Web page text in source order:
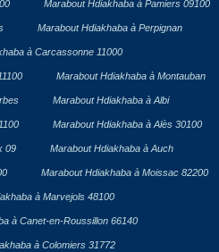
Marabout Hdiakhaba à Pamiers 09100
Marabout Hdiakhaba à Perpignan
à Carcassonne 11000
Marabout Hdiakhaba à Montauban
Marabout Hdiakhaba à Albi
Marabout Hdiakhaba à Alès 30100
09 Marabout Hdiakhaba à Auch
Marabout Hdiakhaba à Moissac 82200
à Marvejols 48100
à Canet-en-Roussillon 66140
à Colomiers 31772